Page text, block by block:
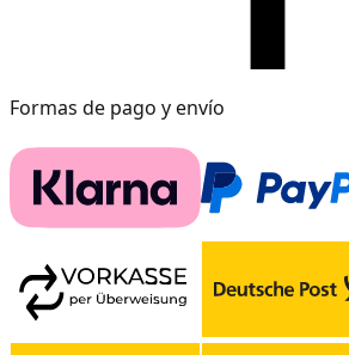
Formas de pago y envío